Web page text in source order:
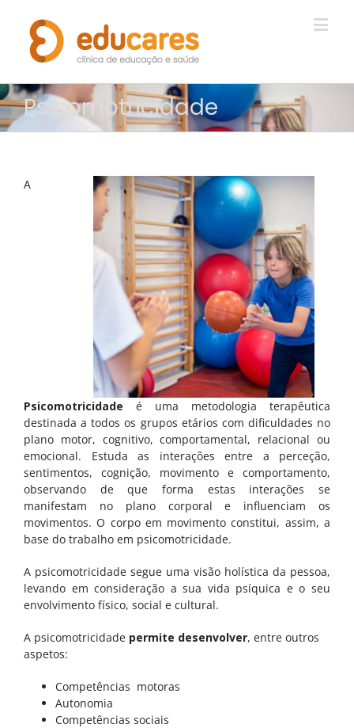
Psicomotricidade
A
Psicomotricidade é uma metodologia terapêutica
destinada a todos os grupos etários com dificuldades no
plano motor, cognitivo, comportamental, relacional ou
emocional. Estuda as interações entre a perceção,
sentimentos, cognição, movimento e comportamento,
observando de que forma estas interações se
manifestam no plano corporal e influenciam os
movimentos. O corpo em movimento constitui, assim, a
base do trabalho em psicomotricidade.
A psicomotricidade segue uma visão holística da pessoa,
levando em consideração a sua vida psíquica e o seu
envolvimento físico, social e cultural.
A psicomotricidade permite desenvolver, entre outros
aspetos:
Competências motoras
Autonomia
Competências sociais
CRIANÇAS E ADOLESCENTES